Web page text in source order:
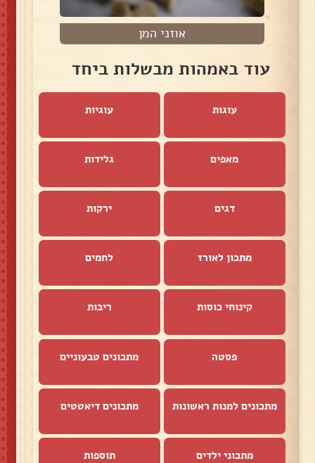
אוזני המן
עוד באמהות מבשלות ביחד
עוגות עוגיות
מאפים גלידות
דגים ירקות
מתכון לאורז לחמים
קינוחי כוסות ריבות
פסטה מתכונים טבעוניים
מתכונים למנות ראשונות מתכונים דיאטטים
מתכוני ילדים תוספות